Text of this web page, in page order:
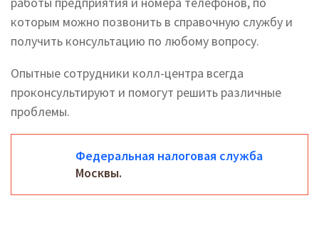
которым можно позвонить в справочную службу и
получить консультацию по любому вопросу.
Опытные сотрудники колл-центра всегда
проконсультируют и помогут решить различные
проблемы.
Федеральная налоговая служба
Москвы.